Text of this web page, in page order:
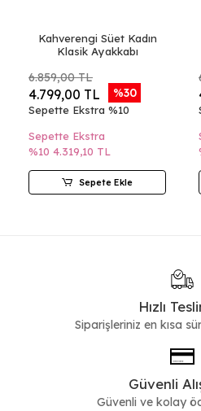
Kahverengi Süet Kadın
Klasik Ayakkabı
6.859,00 TL
4.799,00 TL %30
Sepette Ekstra %10
Sepette Ekstra
%10 4.319,10 TL
Sepete Ekle
Hızlı
Siparişleriniz en kısa
Güvenli
Güvenli ve kolay